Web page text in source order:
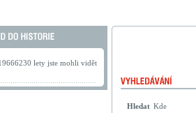
lety jste mohli vidět
Hledat Kde